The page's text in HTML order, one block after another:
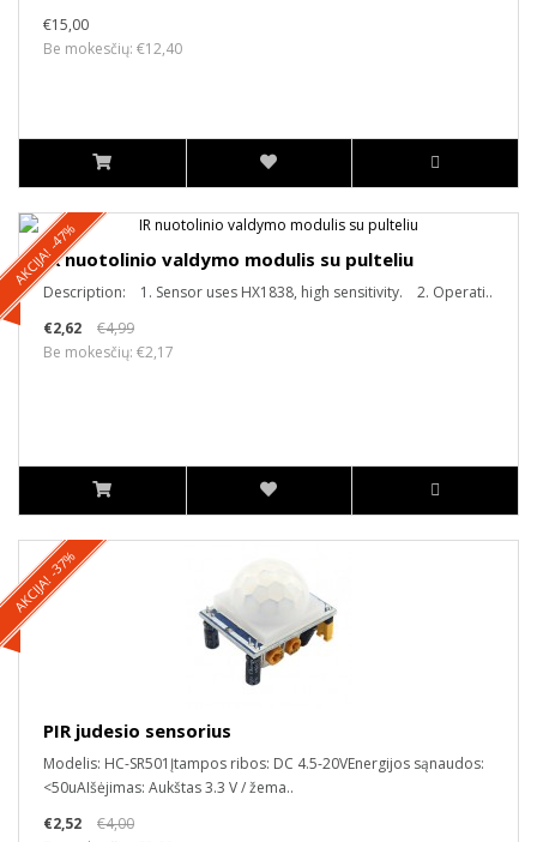
€15,00
Be mokesčių: €12,40
AKCIJA! -47%IR nuotolinio valdymo modulis su pulteliu
Description: 1. Sensor uses HX1838, high sensitivity. 2. Operati..
€2,62
€4,99
Be mokesčių: €2,17
AKCIJA! -37%
PIR judesio sensorius
Modelis: HC-SR501Įtampos ribos: DC 4.5-20VEnergijos sąnaudos:
<50uAIšėjimas: Aukštas 3.3 V / žema..
€2,52
€4,00